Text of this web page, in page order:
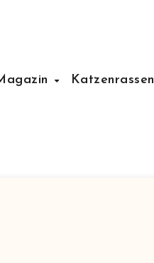
Katzenrassen